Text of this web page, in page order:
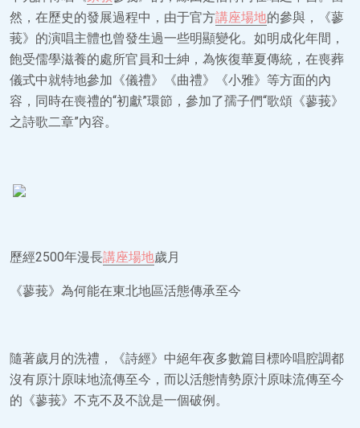
然，在歷史的發展過程中，由于官方講座場地的參與，《蓼
莪》的演唱主體也曾發生過一些明顯變化。如明成化年間，
飽受儒學滋養的處所官員和士紳，為恢復華夏傳統，在喪葬
儀式中就特地參加《儀禮》《曲禮》《小雅》等方面的內
容，同時在喪禮的“初獻”環節，參加了孺子們“歌頌《蓼莪》
之詩歌二章”內容。
歷經2500年漫長講座場地歲月
《蓼莪》為何能在東北地區活態傳承至今
隨著歲月的洗禮，《詩經》中絕年夜多數篇目標吟唱腔調都
沒有原汁原味地流傳至今，而以活態情勢原汁原味流傳至今
的《蓼莪》不克不及不說是一個破例。